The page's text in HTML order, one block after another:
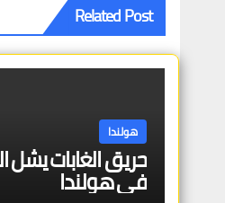
Related Post
هولندا
حريق الغابات يشل
في هولندا